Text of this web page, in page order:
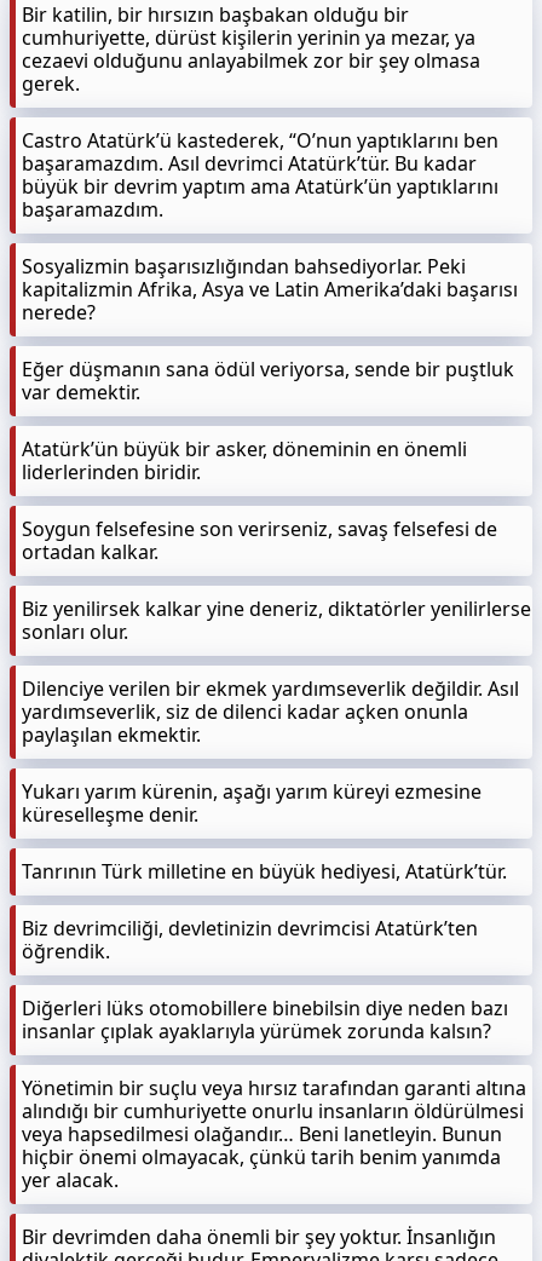
Bir katilin, bir hırsızın başbakan olduğu bir
cumhuriyette, dürüst kişilerin yerinin ya mezar, ya
cezaevi olduğunu anlayabilmek zor bir şey olmasa
gerek.
Castro Atatürk’ü kastederek, “O’nun yaptıklarını ben
başaramazdım. Asıl devrimci Atatürk’tür. Bu kadar
büyük bir devrim yaptım ama Atatürk’ün yaptıklarını
başaramazdım.
Sosyalizmin başarısızlığından bahsediyorlar. Peki
kapitalizmin Afrika, Asya ve Latin Amerika’daki başarısı
nerede?
Eğer düşmanın sana ödül veriyorsa, sende bir puştluk
var demektir.
Atatürk’ün büyük bir asker, döneminin en önemli
liderlerinden biridir.
Soygun felsefesine son verirseniz, savaş felsefesi de
ortadan kalkar.
Biz yenilirsek kalkar yine deneriz, diktatörler yenilirlerse
sonları olur.
Dilenciye verilen bir ekmek yardımseverlik değildir. Asıl
yardımseverlik, siz de dilenci kadar açken onunla
paylaşılan ekmektir.
Yukarı yarım kürenin, aşağı yarım küreyi ezmesine
küreselleşme denir.
Tanrının Türk milletine en büyük hediyesi, Atatürk’tür.
Biz devrimciliği, devletinizin devrimcisi Atatürk’ten
öğrendik.
Diğerleri lüks otomobillere binebilsin diye neden bazı
insanlar çıplak ayaklarıyla yürümek zorunda kalsın?
Yönetimin bir suçlu veya hırsız tarafından garanti altına
alındığı bir cumhuriyette onurlu insanların öldürülmesi
veya hapsedilmesi olağandır… Beni lanetleyin. Bunun
hiçbir önemi olmayacak, çünkü tarih benim yanımda
yer alacak.
Bir devrimden daha önemli bir şey yoktur. İnsanlığın